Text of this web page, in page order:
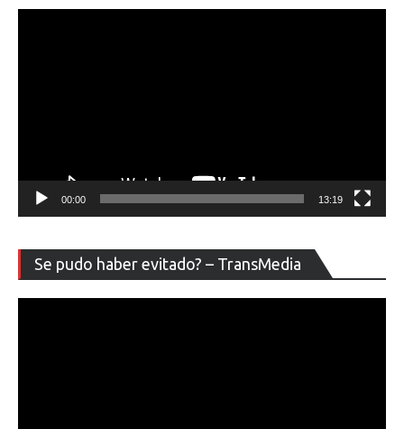
00:00 13:19
Se pudo haber evitado? – TransMedia
de